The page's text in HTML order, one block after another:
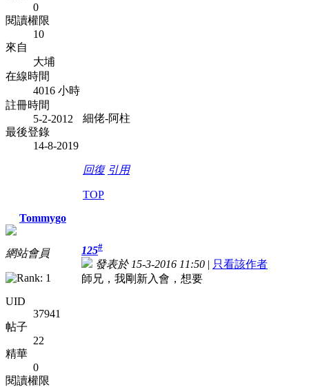
0
閱讀權限
10
來自
大埔
在線時間
4016 小時
註冊時間
5-2-2012
最後登錄
14-8-2019
細佬-阿柱
回復 引用
TOP
Tommygo
網站會員
UID
37941
帖子
22
精華
0
閱讀權限
125#
發表於 15-3-2016 11:50 | 只看該作者
師兄，我剛新入會，想要